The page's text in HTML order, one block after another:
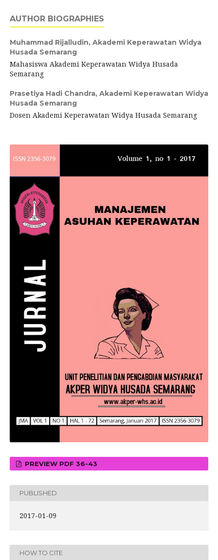
AUTHOR BIOGRAPHIES
Muhammad Rijalludin, Akademi Keperawatan Widya
Husada Semarang
Mahasiswa Akademi Keperawatan Widya Husada
Semarang
Prasetiya Hadi Chandra, Akademi Keperawatan Widya
Husada Semarang
Dosen Akademi Keperawatan Widya Husada Semarang
PREVIEW PDF 36-43
PUBLISHED
2017-01-09
HOW TO CITE